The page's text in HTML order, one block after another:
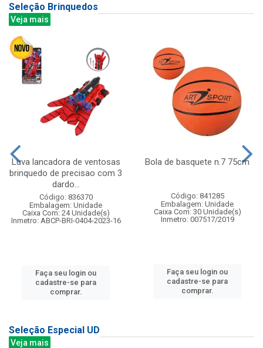
Seleção Brinquedos
Veja mais
Luva lancadora de ventosas
brinquedo de precisao com 3
dardo...
Código: 836370
Embalagem: Unidade
Caixa Com: 24 Unidade(s)
Inmetro: ABCP-BRI-0404-2023-16
Faça seu login ou
cadastre-se para
comprar.
Bola de basquete n.7 75cm
Código: 841285
Embalagem: Unidade
Caixa Com: 30 Unidade(s)
Inmetro: 007517/2019
Faça seu login ou
cadastre-se para
comprar.
Seleção Especial UD
Veja mais